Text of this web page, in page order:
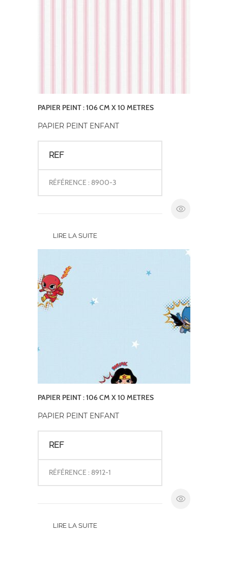
PAPIER PEINT : 106 CM X 10 METRES
PAPIER PEINT ENFANT
REF
RÉFÉRENCE : 8900-3
LIRE LA SUITE
PAPIER PEINT : 106 CM X 10 METRES
PAPIER PEINT ENFANT
REF
RÉFÉRENCE : 8912-1
LIRE LA SUITE